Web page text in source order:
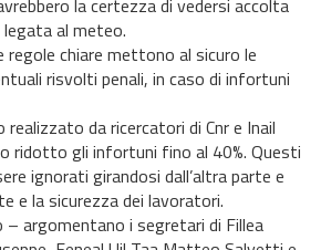
al meteo.
regole chiare mettono al sicuro le
risvolti penali, in caso di infortuni
da ricercatori di Cnr e Inail
ridotto gli infortuni fino al 40%. Questi
ignorati girandosi dall’altra parte e
e la sicurezza dei lavoratori.
– argomentano i segretari di Fillea